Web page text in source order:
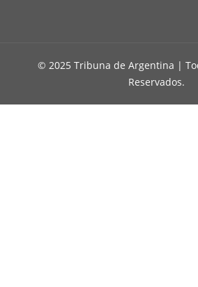
© 2025 Tribuna de Argentina |
Reservados.